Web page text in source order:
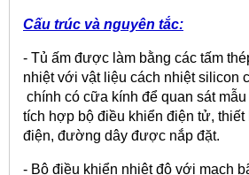
Cấu trúc và nguyên tắc:
- Tủ ấm được làm bằng các tấm
nhiệt với vật liệu cách nhiệt silicon
chính có cữa kính để quan sát
tích hợp bộ điều khiển điện tử, thiết
điện, đường dây được nắp đặt.
- Bộ điều khiển nhiệt độ với mạch